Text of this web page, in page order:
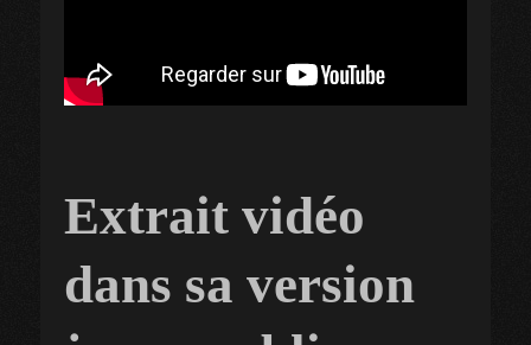
Extrait vidéo
dans sa version